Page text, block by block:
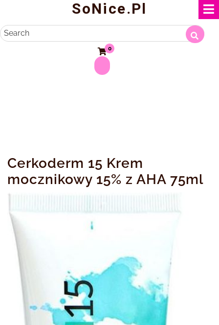
content
SoNice.pl
Search
0
Cerkoderm 15 Krem
mocznikowy 15% z AHA 75ml